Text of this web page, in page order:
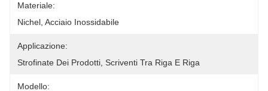
Materiale:
Nichel, Acciaio Inossidabile
Applicazione:
Strofinate Dei Prodotti, Scriventi Tra Riga E Riga
Modello: